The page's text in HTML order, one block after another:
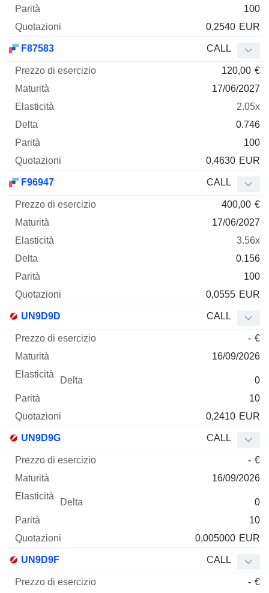
100
0,2540 EUR
F87583 CALL
120,00 €
17/06/2027
2.05x
0.746
100
0,4630 EUR
F96947 CALL
400,00 €
17/06/2027
3.56x
0.156
100
0,0555 EUR
UN9D9D CALL
- €
16/09/2026
0
10
0,2410 EUR
UN9D9G CALL
- €
16/09/2026
0
10
0,005000 EUR
UN9D9F CALL
- €